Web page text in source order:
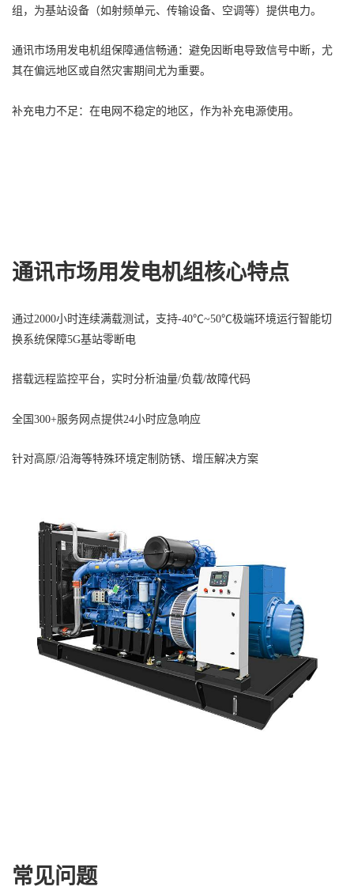
组，为基站设备（如射频单元、传输设备、空调等）提供电力。
通讯市场用发电机组保障通信畅通‌：避免因断电导致信号中断，尤
其在偏远地区或自然灾害期间尤为重要。
‌补充电力不足‌：在电网不稳定的地区，作为补充电源使用。
通讯市场用发电机组核心特点
通过2000小时连续满载测试，支持-40℃~50℃极端环境运行智能切
换系统保障5G基站零断电
搭载远程监控平台，实时分析油量/负载/故障代码
全国300+服务网点提供24小时应急响应
针对高原/沿海等特殊环境定制防锈、增压解决方案
常见问题